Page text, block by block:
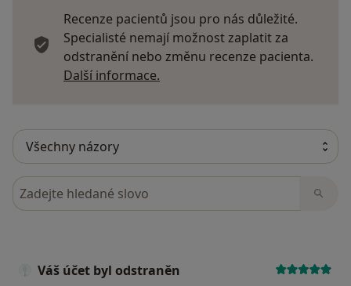
Recenze pacientů jsou pro nás důležité.
Specialisté nemají možnost zaplatit za
odstranění nebo změnu recenze pacienta.
Další informace.
Hledejte v názorech
Váš účet byl odstraněn